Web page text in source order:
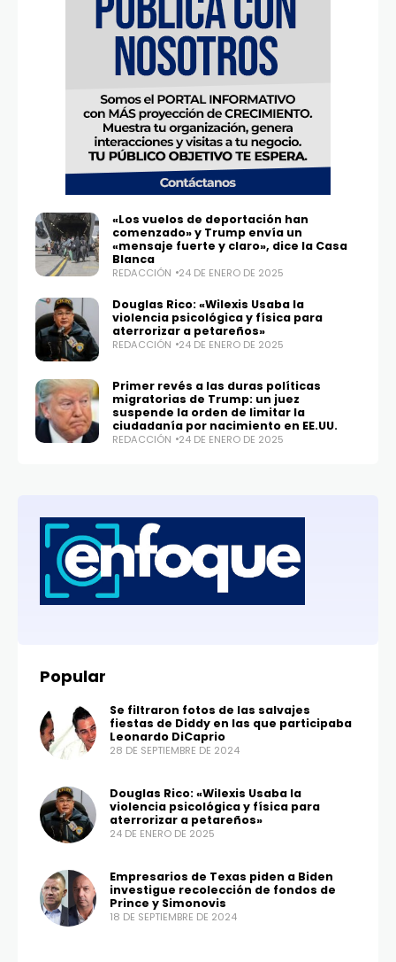
«Los vuelos de deportación han
comenzado» y Trump envía un
«mensaje fuerte y claro», dice la Casa
Blanca
REDACCIÓN 24 DE ENERO DE 2025
Douglas Rico: «Wilexis Usaba la
violencia psicológica y física para
aterrorizar a petareños»
REDACCIÓN 24 DE ENERO DE 2025
Primer revés a las duras políticas
migratorias de Trump: un juez
suspende la orden de limitar la
ciudadanía por nacimiento en EE.UU.
REDACCIÓN 24 DE ENERO DE 2025
Popular
Se filtraron fotos de las salvajes
fiestas de Diddy en las que participaba
Leonardo DiCaprio
28 DE SEPTIEMBRE DE 2024
Douglas Rico: «Wilexis Usaba la
violencia psicológica y física para
aterrorizar a petareños»
24 DE ENERO DE 2025
Empresarios de Texas piden a Biden
investigue recolección de fondos de
Prince y Simonovis
18 DE SEPTIEMBRE DE 2024